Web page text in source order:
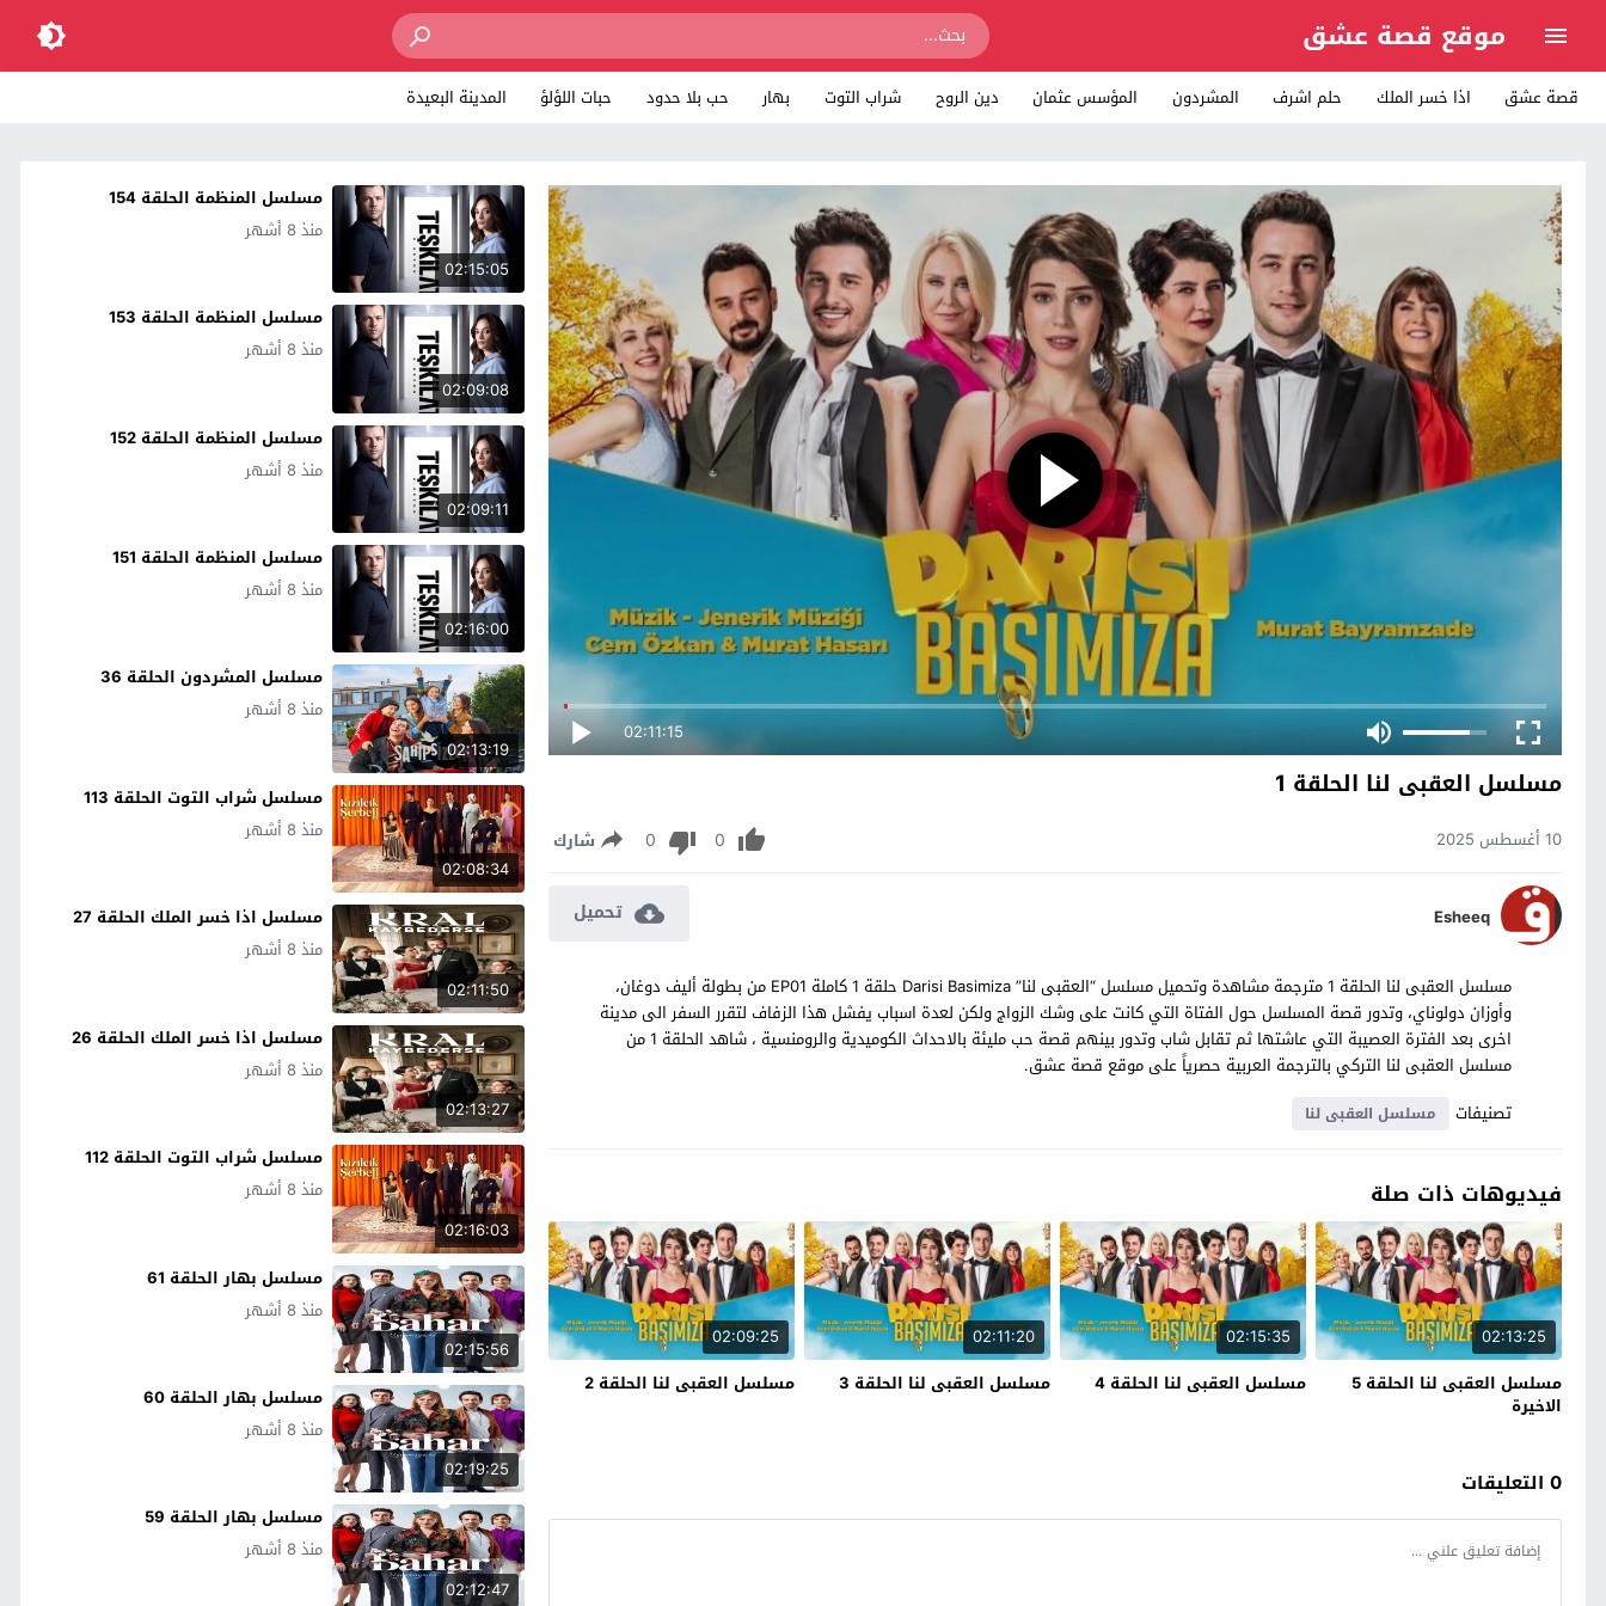
موقع قصة عشق
قصة عشق اذا خسر الملك حلم اشرف المشردون المؤسس عثمان دين الروح شراب التوت بهار حب بلا حدود حبات اللؤلؤ المدينة البعيدة
02:11:15
مسلسل العقبى لنا الحلقة 1
10 أغسطس 2025 0
0 شارك
Esheeq تحميل
مسلسل العقبى لنا الحلقة 1 مترجمة مشاهدة وتحميل مسلسل “العقبى لنا” Darisi Basimiza حلقة 1 كاملة EP01 من بطولة أليف دوغان،
وأوزان دولوناي، وتدور قصة المسلسل حول الفتاة التي كانت على وشك الزواج ولكن لعدة اسباب يفشل هذا الزفاف لتقرر السفر الى مدينة
اخرى بعد الفترة العصيبة التي عاشتها ثم تقابل شاب وتدور بينهم قصة حب مليئة بالاحداث الكوميدية والرومنسية ، شاهد الحلقة 1 من
مسلسل العقبى لنا التركي بالترجمة العربية حصرياً على موقع قصة عشق.
تصنيفات
مسلسل العقبى لنا
فيديوهات ذات صلة
02:13:25
مسلسل العقبى لنا الحلقة 5
الاخيرة
02:15:35
مسلسل العقبى لنا الحلقة 4
02:11:20
مسلسل العقبى لنا الحلقة 3
02:09:25
مسلسل العقبى لنا الحلقة 2
0 التعليقات
02:15:05
مسلسل المنظمة الحلقة 154
منذ 8 أشهر
02:09:08
مسلسل المنظمة الحلقة 153
منذ 8 أشهر
02:09:11
مسلسل المنظمة الحلقة 152
منذ 8 أشهر
02:16:00
مسلسل المنظمة الحلقة 151
منذ 8 أشهر
02:13:19
مسلسل المشردون الحلقة 36
منذ 8 أشهر
02:08:34
مسلسل شراب التوت الحلقة 113
منذ 8 أشهر
02:11:50
مسلسل اذا خسر الملك الحلقة 27
منذ 8 أشهر
02:13:27
مسلسل اذا خسر الملك الحلقة 26
منذ 8 أشهر
02:16:03
مسلسل شراب التوت الحلقة 112
منذ 8 أشهر
02:15:56
مسلسل بهار الحلقة 61
منذ 8 أشهر
02:19:25
مسلسل بهار الحلقة 60
منذ 8 أشهر
02:12:47
مسلسل بهار الحلقة 59
منذ 8 أشهر